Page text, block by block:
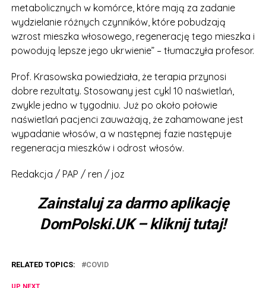
metabolicznych w komórce, które mają za zadanie
wydzielanie różnych czynników, które pobudzają
wzrost mieszka włosowego, regenerację tego mieszka i
powodują lepsze jego ukrwienie” – tłumaczyła profesor.
Prof. Krasowska powiedziała, że terapia przynosi
dobre rezultaty. Stosowany jest cykl 10 naświetlań,
zwykle jedno w tygodniu. Już po około połowie
naświetlań pacjenci zauważają, że zahamowane jest
wypadanie włosów, a w następnej fazie następuje
regeneracja mieszków i odrost włosów.
Redakcja / PAP / ren / joz
Zainstaluj za darmo aplikację
DomPolski.UK – kliknij tutaj!
RELATED TOPICS: COVID